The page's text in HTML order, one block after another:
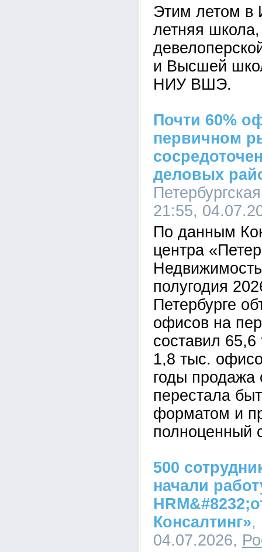
Этим летом в
летняя
и Высшей
НИУ ВШЭ.
Почти 60%
первичном
деловых
21:55,
По данным
центра
полугодия
Петербурге
офисов на
составил
1,8 тыс.
годы продажа
перестала
форматом и
полноценный
500
начали
Консалтинг»,
04.07.2026,